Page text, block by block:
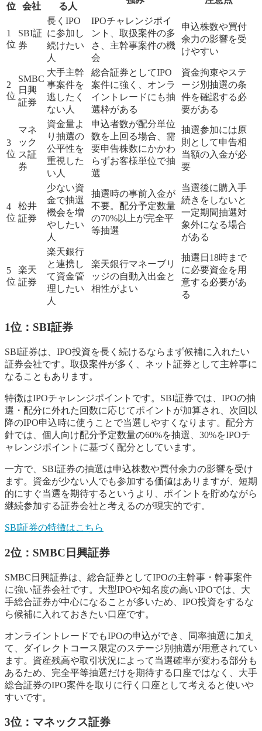
位 会社 る人
1
位
SBI証
券
長くIPO
に参加し
続けたい
人
IPOチャレンジポイ
ント、取扱案件の多
さ、主幹事案件の機
会
申込株数や買付
余力の影響を受
けやすい
2
位
SMBC
日興
証券
大手主幹
事案件を
逃したく
ない人
総合証券としてIPO
案件に強く、オンラ
イントレードにも抽
選枠がある
資金拘束やステ
ージ別抽選の条
件を確認する必
要がある
3
位
マネ
ック
ス証
券
資金量よ
り抽選の
公平性を
重視した
い人
申込者数が配分単位
数を上回る場合、需
要申告株数にかかわ
らずお客様単位で抽
選
抽選参加には原
則として申告相
当額の入金が必
要
4
位
松井
証券
少ない資
金で抽選
機会を増
やしたい
人
抽選時の事前入金が
不要。配分予定数量
の70%以上が完全平
等抽選
当選後に購入手
続きをしないと
一定期間抽選対
象外になる場合
がある
5
位
楽天
証券
楽天銀行
と連携し
て資金管
理したい
人
楽天銀行マネーブリ
ッジの自動入出金と
相性がよい
抽選日18時まで
に必要資金を用
意する必要があ
る
1位：SBI証券
SBI証券は、IPO投資を長く続けるならまず候補に入れたい
証券会社です。取扱案件が多く、ネット証券として主幹事に
なることもあります。
特徴はIPOチャレンジポイントです。SBI証券では、IPOの抽
選・配分に外れた回数に応じてポイントが加算され、次回以
降のIPO申込時に使うことで当選しやすくなります。配分方
針では、個人向け配分予定数量の60%を抽選、30%をIPOチ
ャレンジポイントに基づく配分としています。
一方で、SBI証券の抽選は申込株数や買付余力の影響を受け
ます。資金が少ない人でも参加する価値はありますが、短期
的にすぐ当選を期待するというより、ポイントを貯めながら
継続参加する証券会社と考えるのが現実的です。
SBI証券の特徴はこちら
2位：SMBC日興証券
SMBC日興証券は、総合証券としてIPOの主幹事・幹事案件
に強い証券会社です。大型IPOや知名度の高いIPOでは、大
手総合証券が中心になることが多いため、IPO投資をするな
ら候補に入れておきたい口座です。
オンライントレードでもIPOの申込ができ、同率抽選に加え
て、ダイレクトコース限定のステージ別抽選が用意されてい
ます。資産残高や取引状況によって当選確率が変わる部分も
あるため、完全平等抽選だけを期待する口座ではなく、大手
総合証券のIPO案件を取りに行く口座として考えると使いや
すいです。
3位：マネックス証券